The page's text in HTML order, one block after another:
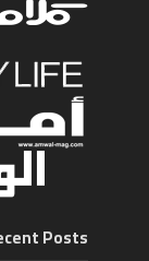
Posts